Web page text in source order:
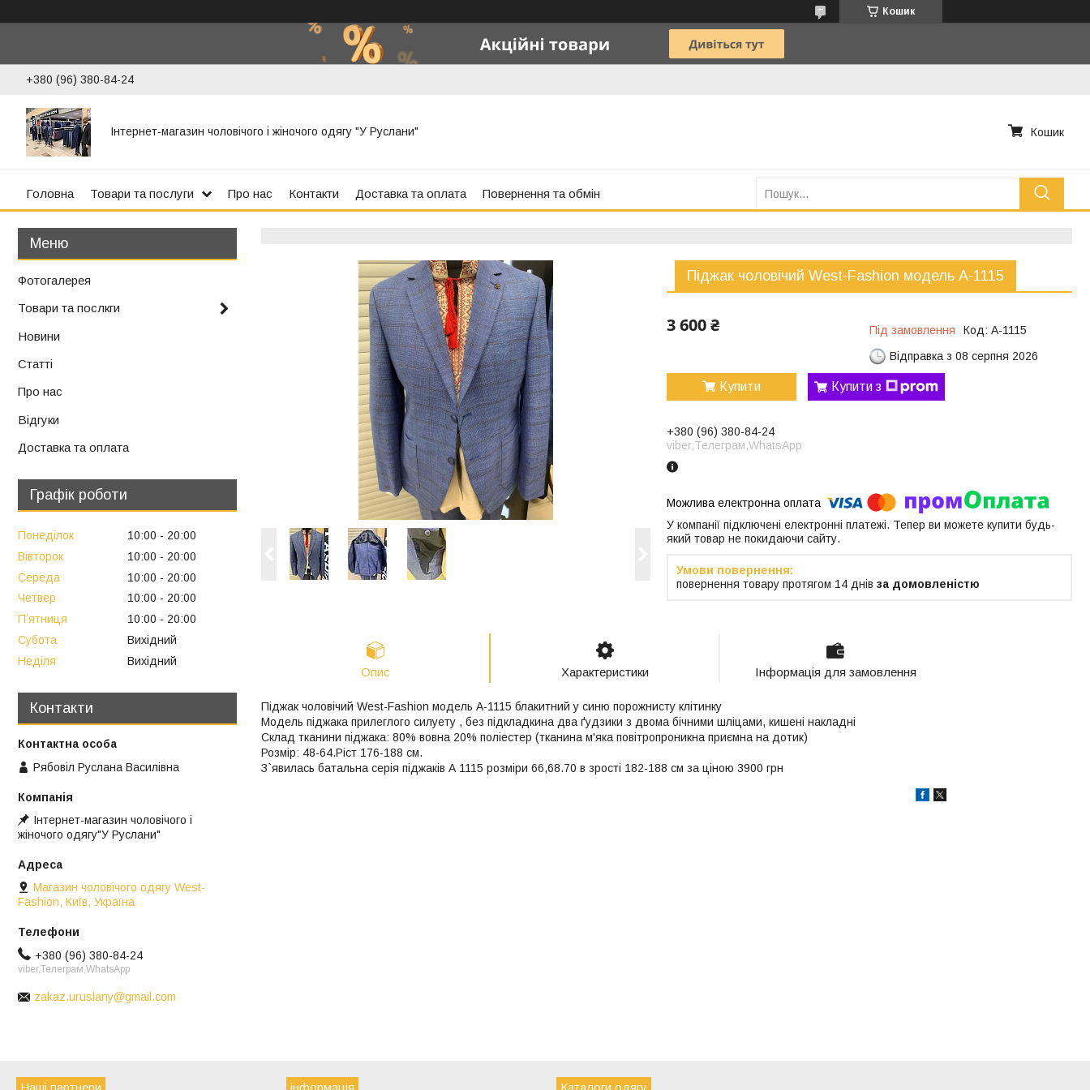
Кошик
+380 (96) 380-84-24
Інтернет-магазин чоловічого і жіночого одягу "У Руслани" Кошик
Головна Товари та послуги Про нас Контакти Доставка та оплата Повернення та обмін
Піджак чоловічий West-Fashion модель А-1115
3 600 ₴ Під замовлення Код: А-1115
Відправка з 08 серпня 2026
Купити Купити з
+380 (96) 380-84-24
viber,Телеграм,WhatsApp
У компанії підключені електронні платежі. Тепер ви можете купити будь-
який товар не покидаючи сайту.
повернення товару протягом 14 днів за домовленістю
Опис Характеристики Інформація для замовлення
Піджак чоловічий West-Fashion модель А-1115 блакитний у синю порожнисту клітинку
Модель піджака прилеглого силуету , без підкладкина два ґудзики з двома бічними шліцами, кишені накладні
Склад тканини піджака: 80% вовна 20% поліестер (тканина м'яка повітропроникна приємна на дотик)
Розмір: 48-64.Ріст 176-188 см.
З`явилась батальна серія піджаків А 1115 розміри 66,68.70 в зрості 182-188 см за цiною 3900 грн
Фотогалерея
Товари та послкги
Новини
Статті
Про нас
Відгуки
Доставка та оплата
Графік роботи
Понеділок 10:00
20:00
Вівторок
10:00
20:00
Середа
10:00
20:00
Четвер
10:00
20:00
Пʼятниця
10:00
20:00
Субота
Вихідний
Неділя
Вихідний
Контакти
Рябовіл Руслана Василівна
Інтернет-магазин чоловічого і
жіночого одягу"У Руслани"
Магазин чоловічого одягу West-
Fashion, Київ, Україна
+380 (96) 380-84-24
viber,Телеграм,WhatsApp
zakaz.uruslany@gmail.com